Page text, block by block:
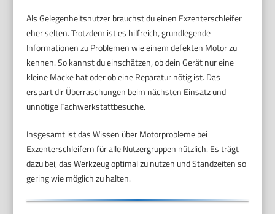
Als Gelegenheitsnutzer brauchst du einen Exzenterschleifer
eher selten. Trotzdem ist es hilfreich, grundlegende
Informationen zu Problemen wie einem defekten Motor zu
kennen. So kannst du einschätzen, ob dein Gerät nur eine
kleine Macke hat oder ob eine Reparatur nötig ist. Das
erspart dir Überraschungen beim nächsten Einsatz und
unnötige Fachwerkstattbesuche.
Insgesamt ist das Wissen über Motorprobleme bei
Exzenterschleifern für alle Nutzergruppen nützlich. Es trägt
dazu bei, das Werkzeug optimal zu nutzen und Standzeiten so
gering wie möglich zu halten.